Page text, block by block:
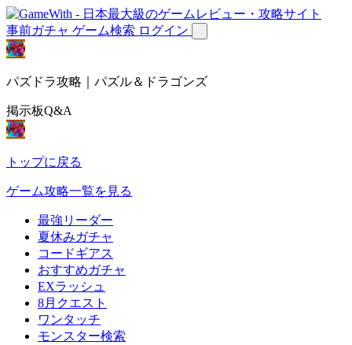
事前ガチャ ゲーム検索 ログイン
パズドラ攻略｜パズル＆ドラゴンズ
掲示板Q&A
トップに戻る
ゲーム攻略一覧を見る
最強リーダー
夏休みガチャ
コードギアス
おすすめガチャ
EXラッシュ
8月クエスト
ワンタッチ
モンスター検索